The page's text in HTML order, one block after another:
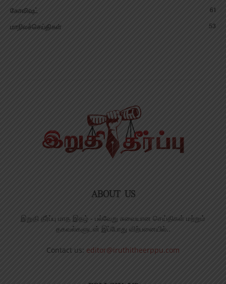
கோலிவுட்
61
மாநிலச்செய்திகள்
53
ABOUT US
இறுதி தீர்ப்பு மாத இதழ் - பல்வேறு சுவையான செய்திகள் மற்றும்
தகவல்களுடன் இப்போது விற்பனையில்..
Contact us: editor@iruthitheerppu.com